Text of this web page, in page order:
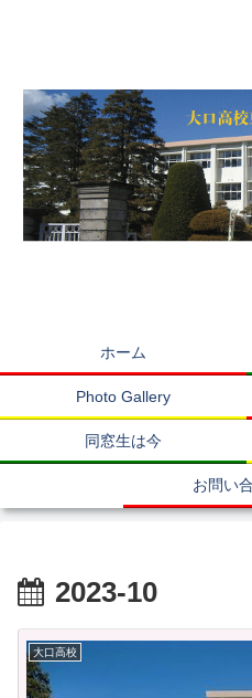
ホーム
Photo Gallery
同窓生は今
お問い
2023-10
大口高校